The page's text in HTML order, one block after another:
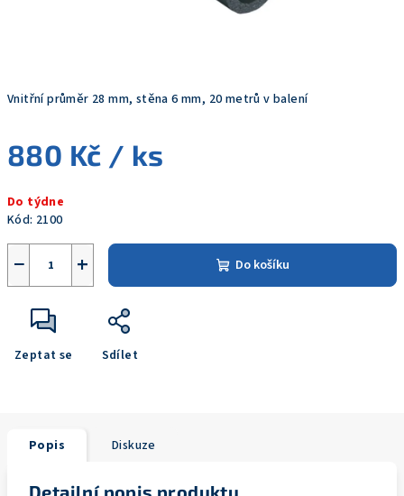
Vnitřní průměr 28 mm, stěna 6 mm, 20 metrů v balení
880 Kč / ks
cena:
Do týdne
Kód: 2100
+
− Do košíku
Zeptat se Sdílet
Popis Diskuze
Detailní popis produktu